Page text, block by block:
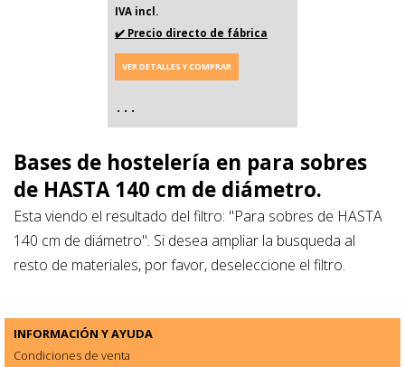
IVA incl.
✔️ Precio directo de fábrica
VER DETALLES Y COMPRAR
. . .
Bases de hostelería en para sobres
de HASTA 140 cm de diámetro.
Esta viendo el resultado del filtro: "Para sobres de HASTA
140 cm de diámetro". Si desea ampliar la busqueda al
resto de materiales, por favor, deseleccione el filtro.
INFORMACIÓN Y AYUDA
Condiciones de venta